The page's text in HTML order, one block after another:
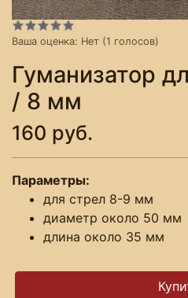
Ваша оценка: Нет (1 голосов)
Гуманизатор
/ 8 мм
160 руб.
Параметры:
для стрел 8-9 мм
диаметр около 50 мм
длина около 35 мм